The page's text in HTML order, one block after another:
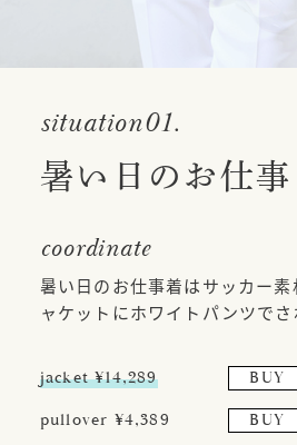
situation01.
暑い日のお仕事
coordinate
暑い日のお仕事着はサッカー
ャケットにホワイトパンツでさ
jacket ¥14,289 BUY
pullover ¥4,389 BUY